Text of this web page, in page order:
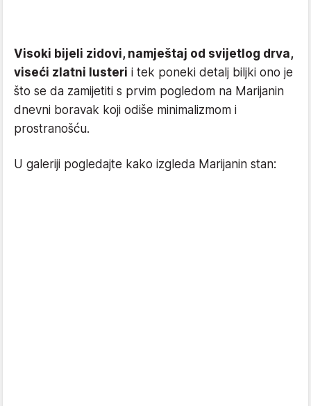
Visoki bijeli zidovi, namještaj od svijetlog drva,
viseći zlatni lusteri i tek poneki detalj biljki ono je
što se da zamijetiti s prvim pogledom na Marijanin
dnevni boravak koji odiše minimalizmom i
prostranošću.
U galeriji pogledajte kako izgleda Marijanin stan: